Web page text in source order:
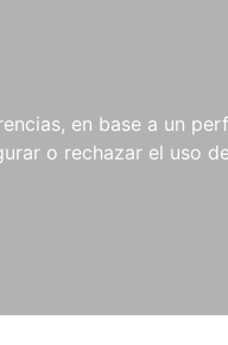
en base a un
o rechazar el uso
NOVEDADES